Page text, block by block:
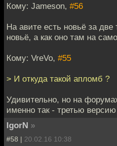
Кому: Jameson, #56
На авите есть новьё за
новьё, а как оно там на
Кому: VreVo, #55
> И откуда такой апломб ?
Удивительно, но на
именно так - третью
IgorN »
#58 | 20.02.16 10:38